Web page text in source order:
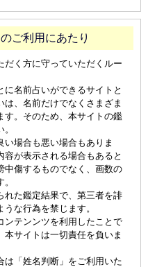
ご利用にあたり
だく方に守っていただくルー
に名前占いができるサイトと
は、名前だけでなくさまざま
す。そのため、本サイトの鑑
場合も悪い場合もありま
が表示される場合もあると
中傷するものでなく、画数の
れた鑑定結果で、第三者を誹
な行為を禁じます。
ンテンンツを利用したことで
サイトは一切責任を負いま
は「姓名判断」をご利用いた